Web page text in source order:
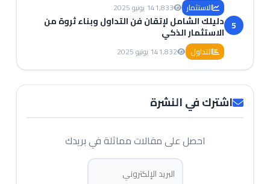
الاستثمار 1,83314 يونيو 2025
5 دليلك الشامل لإتقان فن التداول وبناء ثروة من
الاستثمار الذكي
التداول 1,83214 يونيو 2025
اشترك في النشرة
احصل على مقالات مماثلة في بريدك
البريد الإلكتروني